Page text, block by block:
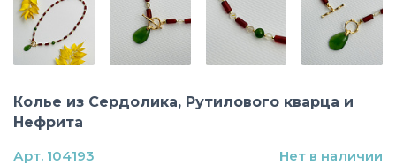
Колье из Сердолика, Рутилового кварца и
Нефрита
Арт. 104193 Нет в наличии